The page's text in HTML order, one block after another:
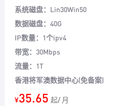
系统磁盘：Lin30Win50
数据磁盘：40G
IP数量：1个ipv4
带宽：30Mbps
流量：1T
香港将军澳数据中心(免备案)
¥35.65 起/ 月